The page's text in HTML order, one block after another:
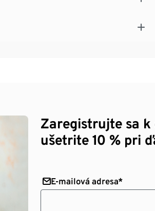
Zaregistrujte sa k
ušetrite 10 % pri
E-mailová adresa*